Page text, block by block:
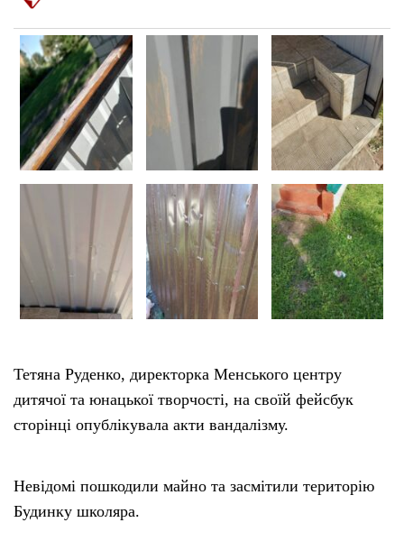
Тетяна Руденко, директорка Менського центру
дитячої та юнацької творчості, на своїй фейсбук
сторінці опублікувала акти вандалізму.
Невідомі пошкодили майно та засмітили територію
Будинку школяра.